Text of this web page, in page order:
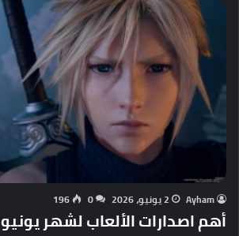
Ayham 2 يونيو، 2026 0
196
أهم اصدارات الألعاب لشهر يونيو 2026